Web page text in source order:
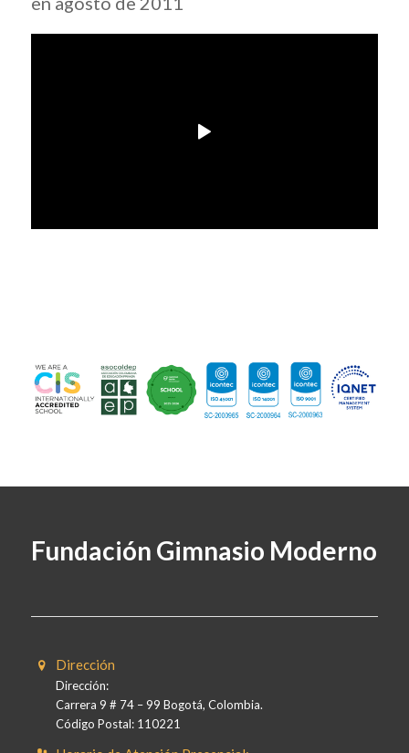
Fundación Gimnasio Moderno
Dirección
Dirección:
Carrera 9 # 74 – 99 Bogotá, Colombia.
Código Postal: 110221